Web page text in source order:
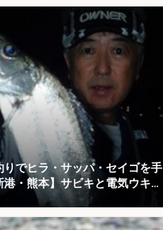
りでヒラ・サッパ・セイゴを手
・熊本】サビキと電気ウキ仕